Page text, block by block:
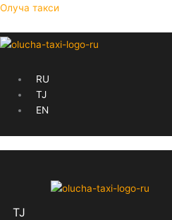
Skip
content
Олуча такси
RU
TJ
EN
TJ